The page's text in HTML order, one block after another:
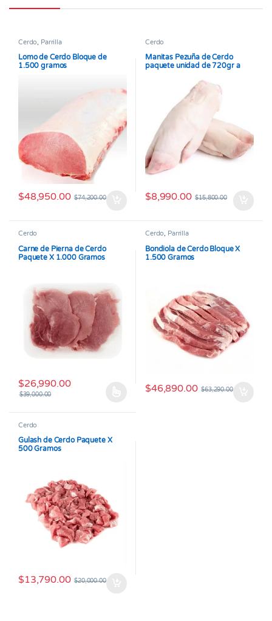
Cerdo, Parrilla
Lomo de Cerdo Bloque de
1.500 gramos
$48,950.00 $74,200.00
Cerdo
Manitas Pezuña de Cerdo
paquete unidad de 720gr a
$8,990.00 $15,800.00
Cerdo
Carne de Pierna de Cerdo
Paquete X 1.000 Gramos
$26,990.00
$39,000.00
Este producto tiene múltiples variantes. Las opciones se
Cerdo, Parrilla
Bondiola de Cerdo Bloque X
1.500 Gramos
$46,890.00 $63,290.00
Cerdo
Gulash de Cerdo Paquete X
500 Gramos
$13,790.00 $20,000.00